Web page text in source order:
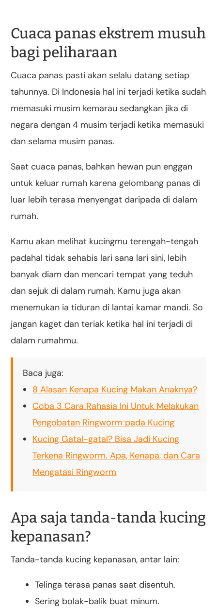
Cuaca panas ekstrem musuh
bagi peliharaan
Cuaca panas pasti akan selalu datang setiap
tahunnya. Di Indonesia hal ini terjadi ketika sudah
memasuki musim kemarau sedangkan jika di
negara dengan 4 musim terjadi ketika memasuki
dan selama musim panas.
Saat cuaca panas, bahkan hewan pun enggan
untuk keluar rumah karena gelombang panas di
luar lebih terasa menyengat daripada di dalam
rumah.
Kamu akan melihat kucingmu terengah-tengah
padahal tidak sehabis lari sana lari sini, lebih
banyak diam dan mencari tempat yang teduh
dan sejuk di dalam rumah. Kamu juga akan
menemukan ia tiduran di lantai kamar mandi. So
jangan kaget dan teriak ketika hal ini terjadi di
dalam rumahmu.
Baca juga:
8 Alasan Kenapa Kucing Makan Anaknya?
Coba 3 Cara Rahasia Ini Untuk Melakukan
Pengobatan Ringworm pada Kucing
Kucing Gatal-gatal? Bisa Jadi Kucing
Terkena Ringworm. Apa, Kenapa, dan Cara
Mengatasi Ringworm
Apa saja tanda-tanda kucing
kepanasan?
Tanda-tanda kucing kepanasan, antar lain:
Telinga terasa panas saat disentuh.
Sering bolak-balik buat minum.